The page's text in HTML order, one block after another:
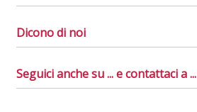
Dicono di noi
Seguici anche su ... e contattaci a ...